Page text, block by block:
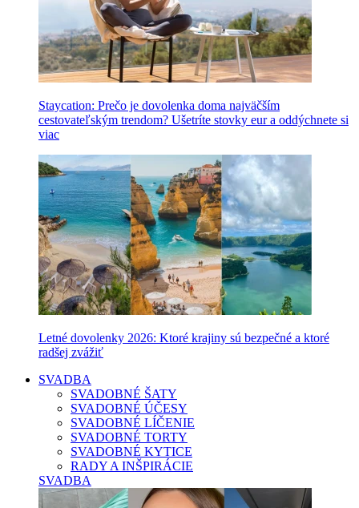
Staycation: Prečo je dovolenka doma najväčším
cestovateľským trendom? Ušetríte stovky eur a oddýchnete si
viac
Letné dovolenky 2026: Ktoré krajiny sú bezpečné a ktoré
radšej zvážiť
SVADBA
SVADOBNÉ ŠATY
SVADOBNÉ ÚČESY
SVADOBNÉ LÍČENIE
SVADOBNÉ TORTY
SVADOBNÉ KYTICE
RADY A INŠPIRÁCIE
SVADBA